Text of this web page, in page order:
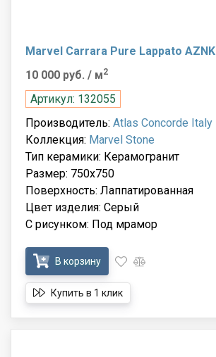
Marvel Carrara Pure Lappato AZNK
10 000 руб. / м2
Артикул: 132055
Производитель: Atlas Concorde Italy
Коллекция: Marvel Stone
Тип керамики: Керамогранит
Размер: 750x750
Поверхность: Лаппатированная
Цвет изделия: Серый
С рисунком: Под мрамор
В корзину
Купить в 1 клик